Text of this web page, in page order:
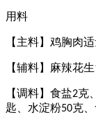
用料
【主料】鸡胸肉
【辅料】麻辣花生
【调料】食盐2克
匙、水淀粉50克